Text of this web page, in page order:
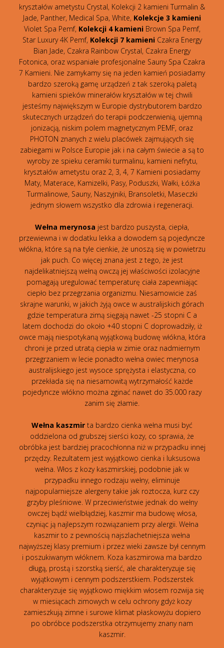
kryształów ametystu Crystal, Kolekcji 2 kamieni Turmalin &
Jade, Panther, Medical Spa, White, Kolekcje 3 kamieni
Violet Spa Pemf, Kolekcji 4 kamieniBrown Spa Pemf,
Star Luxury 4K Pemf, Kolekcji 7 kamieniCzakra Energy
Bian Jade, Czakra Rainbow Crystal, Czakra Energy
Fotonica, oraz wspaniałe profesjonalne Sauny Spa Czakra
7 Kamieni. Nie zamykamy się na jeden kamień posiadamy
bardzo szeroką gamę urządzeń z tak szeroką paletą
kamieni spieków minerałów kryształów w tej chwili
jesteśmy największym w Europie dystrybutorem bardzo
skutecznych urządzeń do terapii podczerwienią, ujemną
jonizacją, niskim polem magnetycznym PEMF, oraz
PHOTON znanych z wielu placówek zajmujących się
zabiegami w Polsce Europie jak i na całym świecie a są to
wyroby ze spieku ceramiki turmalinu, kamieni nefrytu,
kryształów ametystu oraz 2, 3, 4, 7 Kamieni posiadamy
Maty, Materace, Kamizelki, Pasy, Poduszki, Wałki, Łóżka
Turmalinowe, Sauny, Naszyjniki, Bransoletki, Maseczki
jednym słowem wszystko dla zdrowia i regeneracji.
Wełna merynosa jest bardzo puszysta, ciepła,
przewiewna i w dodatku lekka a dowodem są pojedyncze
włókna, które są na tyle cienkie, że unoszą się w powietrzu
jak puch. Co więcej znana jest z tego, że jest
najdelikatniejszą wełną owczą jej właściwości izolacyjne
pomagają uregulować temperaturę ciała zapewniając
ciepło bez przegrzania organizmu. Niesamowicie zaś
skrajne warunki, w jakich żyją owce w australijskich górach
gdzie temperatura zimą sięgają nawet -25 stopni C a
latem dochodzi do około +40 stopni C doprowadziły, iż
owce mają niespotykaną wyjątkową budowę włókna, która
chroni je przed utratą ciepła w zimie oraz nadmiernym
przegrzaniem w lecie ponadto wełna owiec merynosa
australijskiego jest wysoce sprężysta i elastyczna, co
przekłada się na niesamowitą wytrzymałość każde
pojedyncze włókno można zginać nawet do 35.000 razy
zanim się złamie.
Wełna kaszmir ta bardzo cienka wełna musi być
oddzielona od grubszej sierści kozy, co sprawia, że
obróbka jest bardziej pracochłonna niż w przypadku innej
przędzy. Rezultatem jest wyjątkowo cienka i luksusowa
wełna. Włos z kozy kaszmirskiej, podobnie jak w
przypadku innego rodzaju wełny, eliminuje
najpopularniejsze alergeny takie jak roztocza, kurz czy
grzyby pleśniowe. W przeciwieństwie jednak do wełny
owczej bądź wielbłądziej, kaszmir ma budowę włosa,
czyniąc ją najlepszym rozwiązaniem przy alergii. Wełna
kaszmir to z pewnością najszlachetniejsza wełna
najwyższej klasy premium i przez wieki zawsze był cennym
i poszukiwanym włóknem. Koza kaszmirowa ma bardzo
długą, prostą i szorstką sierść, ale charakteryzuje się
wyjątkowym i cennym podszerstkiem. Podszerstek
charakteryzuje się wyjątkowo miękkim włosem rozwija się
w miesiącach zimowych w celu ochrony gdyż kozy
zamieszkują zimne i surowe klimat płaskowyżu dopiero
po obróbce podszerstka otrzymujemy znany nam
kaszmir.